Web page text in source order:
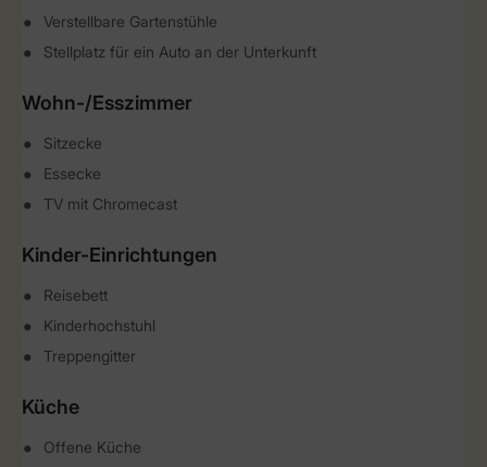
Verstellbare Gartenstühle
Stellplatz für ein Auto an der Unterkunft
Wohn-/Esszimmer
Sitzecke
Essecke
TV mit Chromecast
Kinder-Einrichtungen
Reisebett
Kinderhochstuhl
Treppengitter
Küche
Offene Küche